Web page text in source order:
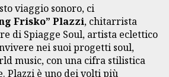
viaggio sonoro, ci
Frisko” Plazzi, chitarrista
di Spiagge Soul, artista eclettico
nei suoi progetti soul,
music, con una cifra stilistica
Plazzi è uno dei volti più